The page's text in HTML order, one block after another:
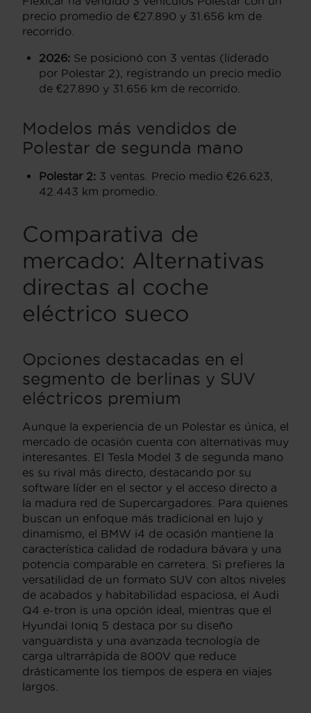
precio promedio de €27.890 y 31.656 km de
recorrido.
2026: Se posicionó con 3 ventas (liderado
por Polestar 2), registrando un precio medio
de €27.890 y 31.656 km de recorrido.
Modelos más vendidos de
Polestar de segunda mano
Polestar 2: 3 ventas. Precio medio €26.623,
42.443 km promedio.
Comparativa de
mercado: Alternativas
directas al coche
eléctrico sueco
Opciones destacadas en el
segmento de berlinas y SUV
eléctricos premium
Aunque la experiencia de un Polestar es única, el
mercado de ocasión cuenta con alternativas muy
interesantes. El Tesla Model 3 de segunda mano
es su rival más directo, destacando por su
software líder en el sector y el acceso directo a
la madura red de Supercargadores. Para quienes
buscan un enfoque más tradicional en lujo y
dinamismo, el BMW i4 de ocasión mantiene la
característica calidad de rodadura bávara y una
potencia comparable en carretera. Si prefieres la
versatilidad de un formato SUV con altos niveles
de acabados y habitabilidad espaciosa, el Audi
Q4 e-tron is una opción ideal, mientras que el
Hyundai Ioniq 5 destaca por su diseño
vanguardista y una avanzada tecnología de
carga ultrarrápida de 800V que reduce
drásticamente los tiempos de espera en viajes
largos.